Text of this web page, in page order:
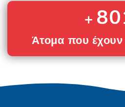
Άτομα που έχουν